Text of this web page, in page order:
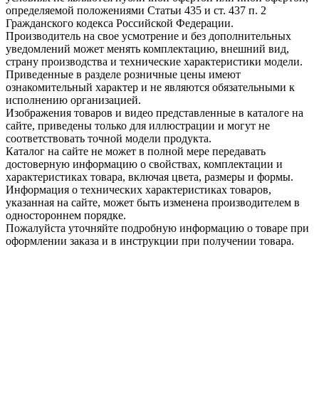
определяемой положениями Статьи 435 и ст. 437 п. 2
Гражданского кодекса Российской Федерации.
Производитель на свое усмотрение и без дополнительных
уведомлений может менять комплектацию, внешний вид,
страну производства и технические характеристики модели.
Приведенные в разделе розничные цены имеют
ознакомительный характер и не являются обязательными к
исполнению организацией.
Изображения товаров и видео представленные в каталоге на
сайте, приведены только для иллюстрации и могут не
соответствовать точной модели продукта.
Каталог на сайте не может в полной мере передавать
достоверную информацию о свойствах, комплектации и
характеристиках товара, включая цвета, размеры и формы.
Информация о технических характеристиках товаров,
указанная на сайте, может быть изменена производителем в
одностороннем порядке.
Пожалуйста уточняйте подробную информацию о товаре при
оформлении заказа и в инструкции при получении товара.